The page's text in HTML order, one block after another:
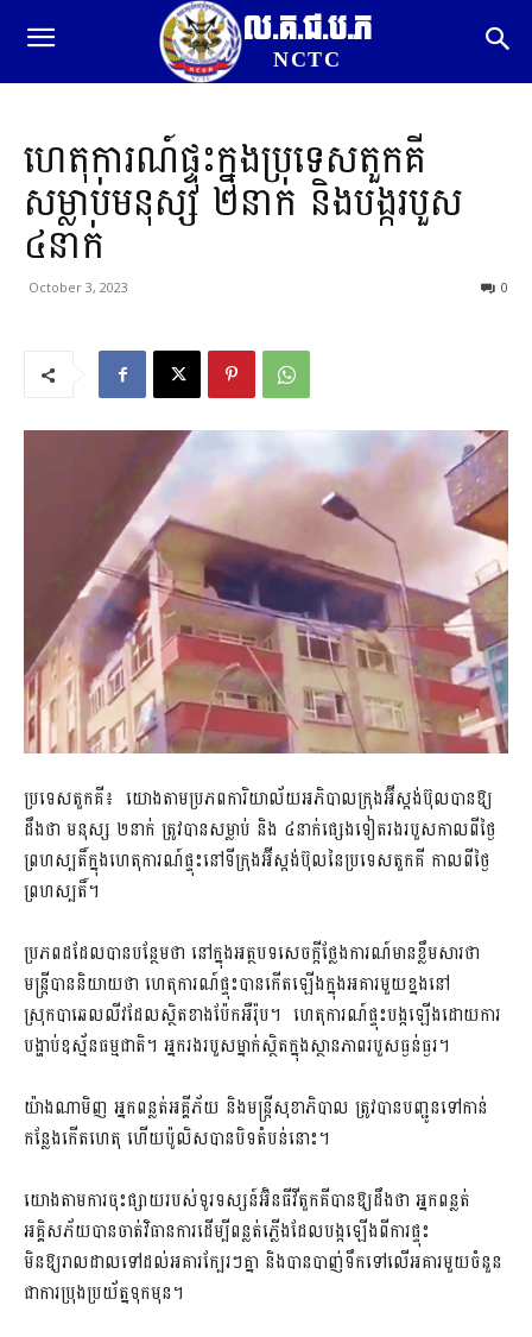
ល.គ.ជ.ប.ភ
NCTC
ហេតុការណ៍ផ្ទុះក្នុងប្រទេសតួកគី
សម្លាប់មនុស្ស ២នាក់ និងបង្ករបួស
៤នាក់
October 3, 2023 0
ប្រទេសតួកគី៖ យោងតាមប្រភពការិយាល័យ​អភិបាល​ក្រុង​អ៊ីស្តង់ប៊ុលបានឱ្យ
ដឹងថា មនុស្ស ២នាក់ ត្រូវបានសម្លាប់ និង ៤នាក់ផ្សេងទៀតរងរបួសកាលពីថ្ងៃ
ព្រហស្បតិ៍ក្នុងហេតុការណ៍ផ្ទុះនៅទីក្រុងអ៊ីស្តង់ប៊ុលនៃប្រទេសតួកគី កាលពីថ្ងៃ
ព្រហស្បតិ៍។
ប្រភពដដែលបានបន្ថែមថា នៅក្នុងអត្ថបទសេចក្តីថ្លែងការណ៍មានខ្លឹមសារថា
មន្ត្រីបាននិយាយថា ហេតុការណ៍ផ្ទុះបានកើតឡើងក្នុងអគារមួយខ្នងនៅ
ស្រុកបាឆេលលីវដែលស្ថិតខាងប៉ែកអឺរ៉ុប។ ហេតុការណ៍ផ្ទុះបង្កឡើងដោយការ
បង្ហាប់ឧស្ម័នធម្មជាតិ។ អ្នករងរបួសម្នាក់ស្ថិតក្នុងស្ថានភាពរបួសធ្ងន់ធ្ងរ។
យ៉ាងណាមិញ អ្នកពន្លត់អគ្គីភ័យ និងមន្ត្រីសុខាភិបាល ត្រូវបានបញ្ជូនទៅកាន់
កន្លែងកើតហេតុ ហើយប៉ូលិសបានបិទតំបន់នោះ។
យោងតាមការចុះផ្សាយរបស់ទូរទស្សន៍អ៊ិនធីវីតួកគីបានឱ្យដឹងថា អ្នកពន្លត់
អគ្គិសភ័យបានចាត់វិធានការដើម្បី​ពន្លត់​ភ្លើង​ដែល​បង្កឡើង​ពី​ការ​ផ្ទុះ​
មិនឱ្យរាលដាលទៅដល់អគារក្បែរៗគ្នា និងបានបាញ់ទឹកទៅលើអគារមួយចំនួន
ជា​ការ​ប្រុង​ប្រយ័ត្នទុកមុន។